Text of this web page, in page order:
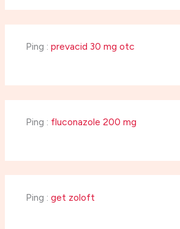
Ping : prevacid 30 mg otc
Ping : fluconazole 200 mg
Ping : get zoloft